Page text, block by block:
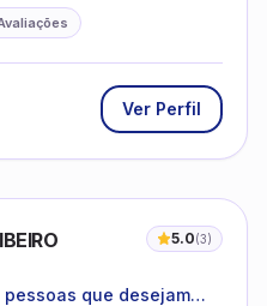
Ver Perfil
5.0(3)
que desejam